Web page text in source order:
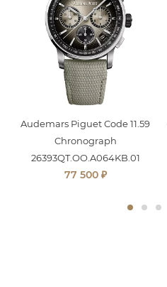
Audemars Piguet Code 11.59
Chronograph
26393QT.OO.A064KB.01
77 500 ₽